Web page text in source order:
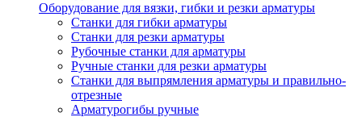
Оборудование для вязки, гибки и резки арматуры
Станки для гибки арматуры
Станки для резки арматуры
Рубочные станки для арматуры
Ручные станки для резки арматуры
Станки для выпрямления арматуры и правильно-
отрезные
Арматурогибы ручные